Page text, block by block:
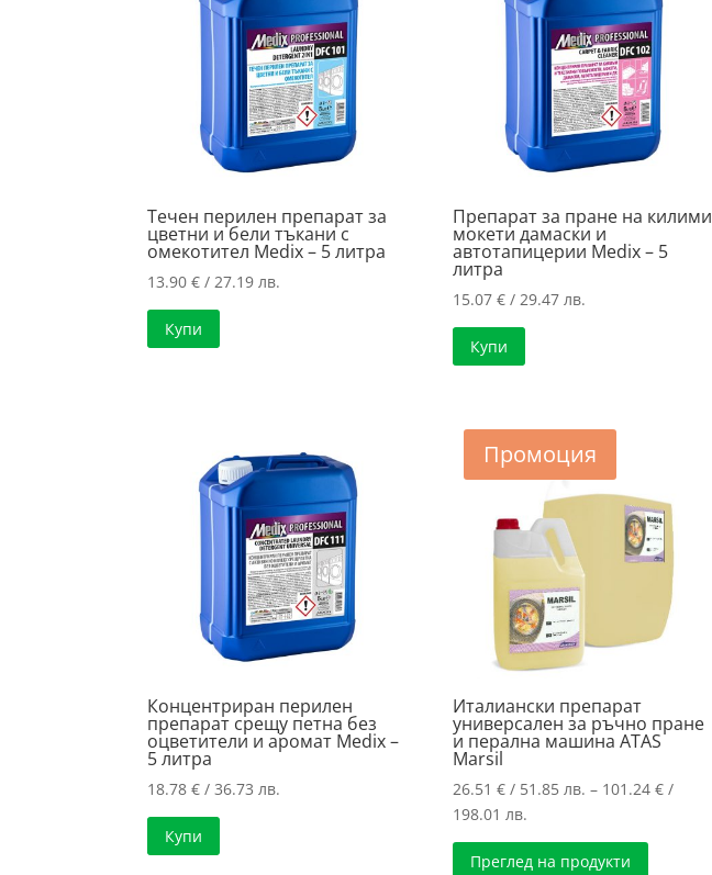
Течен перилен препарат за
цветни и бели тъкани с
омекотител Medix – 5 литра
13.90€ / 27.19 лв.
Купи
Препарат за пране на килими
мокети дамаски и
автотапицерии Medix – 5
литра
15.07€ / 29.47 лв.
Купи
Концентриран перилен
препарат срещу петна без
оцветители и аромат Medix –
5 литра
18.78€ / 36.73 лв.
Купи
Промоция
Италиански препарат
универсален за ръчно пране
и перална машина ATAS
Marsil
26.51€ / 51.85 лв.– 101.24€ /
198.01 лв.
range:
26.51 €
Преглед на продукти